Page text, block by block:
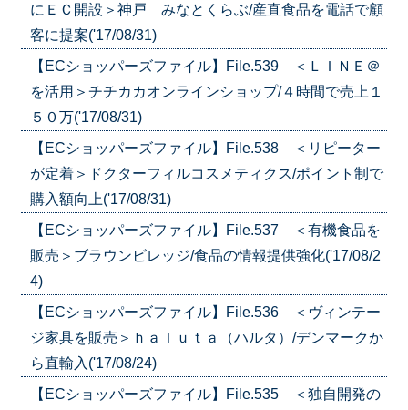
にＥＣ開設＞神戸 みなとくらぶ/産直食品を電話で顧
客に提案('17/08/31)
【ECショッパーズファイル】File.539 ＜ＬＩＮＥ＠
を活用＞チチカカオンラインショップ/４時間で売上１
５０万('17/08/31)
【ECショッパーズファイル】File.538 ＜リピーター
が定着＞ドクターフィルコスメティクス/ポイント制で
購入額向上('17/08/31)
【ECショッパーズファイル】File.537 ＜有機食品を
販売＞ブラウンビレッジ/食品の情報提供強化('17/08/2
4)
【ECショッパーズファイル】File.536 ＜ヴィンテー
ジ家具を販売＞ｈａｌｕｔａ（ハルタ）/デンマークか
ら直輸入('17/08/24)
【ECショッパーズファイル】File.535 ＜独自開発の